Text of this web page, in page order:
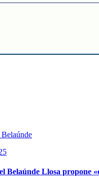
Belaúnde Llosa propone